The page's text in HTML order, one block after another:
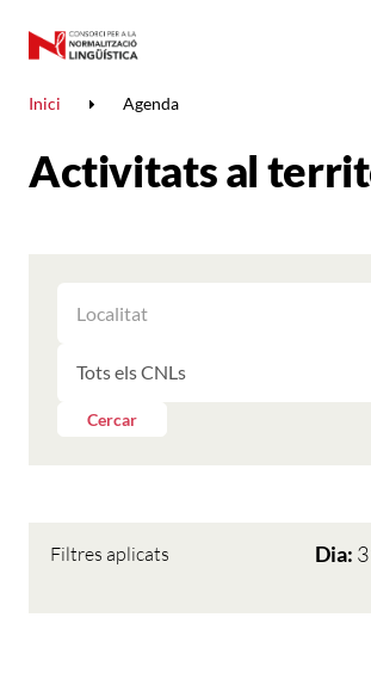
Inici Agenda
Activitats al
ELS
RESULTATS
LES
PER
LES
Cercar
Filtres aplicats Dia: